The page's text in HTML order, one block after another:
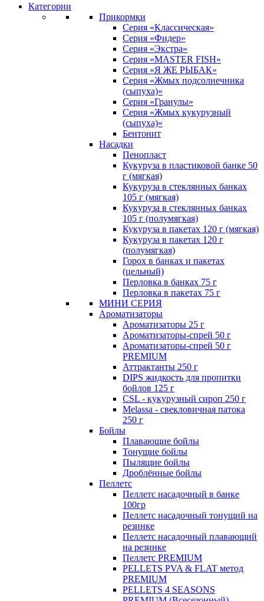
Категории
Прикормки
Серия «Классическая»
Серия «Фидер»
Серия «Экстра»
Серия «MASTER FISH»
Серия «Я ЖЕ РЫБАК»
Серия «Жмых подсолнечника
(сыпуха)»
Cерия «Гранулы»
Серия «Жмых кукурузный
(сыпуха)»
Бентонит
Насадки
Пенопласт
Кукуруза в пластиковой банке 50
г (мягкая)
Кукуруза в стеклянных банках
105 г (мягкая)
Кукуруза в стеклянных банках
105 г (полумягкая)
Кукуруза в пакетах 120 г (мягкая)
Кукуруза в пакетах 120 г
(полумягкая)
Горох в банках и пакетах
(цельный)
Перловка в банках 75 г
Перловка в пакетах 75 г
МИНИ СЕРИЯ
Ароматизаторы
Ароматизаторы 25 г
Ароматизаторы-спрей 50 г
Ароматизаторы-спрей 50 г
PREMIUM
Аттрактанты 250 г
DIPS жидкость для пропитки
бойлов 125 г
CSL - кукурузный сироп 250 г
Melassa - свекловичная патока
250 г
Бойлы
Плавающие бойлы
Тонущие бойлы
Пылящие бойлы
Дроблённые бойлы
Пеллетс
Пеллетс насадочный в банке
100гр
Пеллетс насадочный тонущий на
резинке
Пеллетс насадочный плавающий
на резинке
Пеллетс PREMIUM
PELLETS PVA & FLAT метод
PREMIUM
PELLETS 4 SEASONS